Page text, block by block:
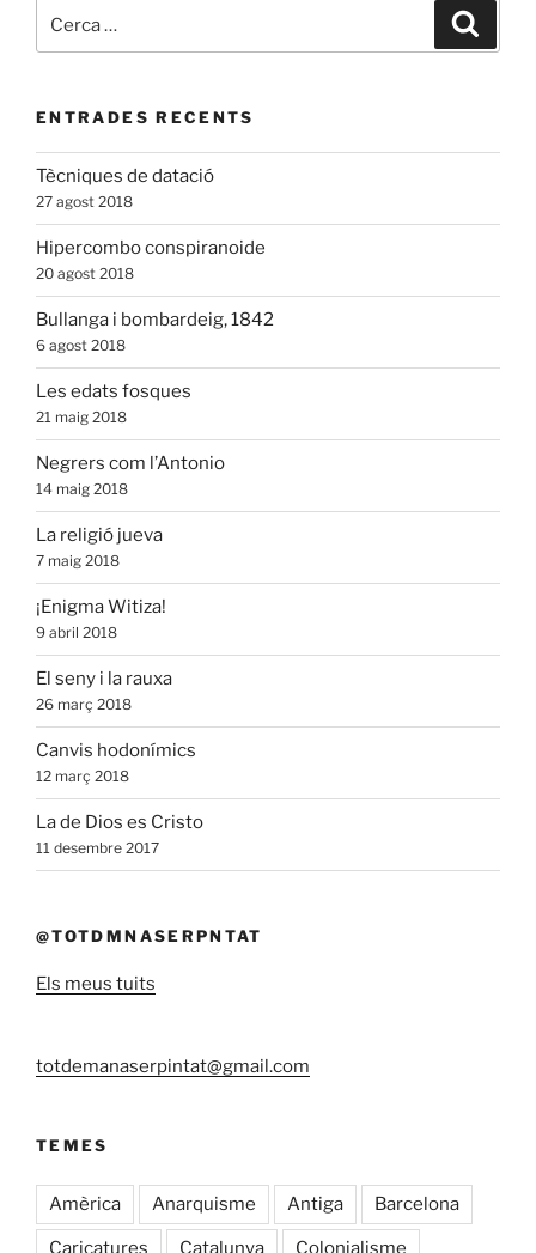
ENTRADES RECENTS
Tècniques de datació
27 agost 2018
Hipercombo conspiranoide
20 agost 2018
Bullanga i bombardeig, 1842
6 agost 2018
Les edats fosques
21 maig 2018
Negrers com l’Antonio
14 maig 2018
La religió jueva
7 maig 2018
¡Enigma Witiza!
9 abril 2018
El seny i la rauxa
26 març 2018
Canvis hodonímics
12 març 2018
La de Dios es Cristo
11 desembre 2017
@TOTDMNASERPNTAT
Els meus tuits
totdemanaserpintat@gmail.com
TEMES
Amèrica Anarquisme Antiga Barcelona
Caricatures Catalunya Colonialisme